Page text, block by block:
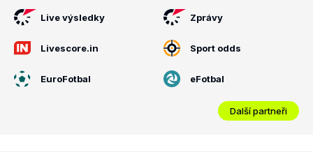
Live výsledky Zprávy
Livescore.in Sport odds
EuroFotbal eFotbal
Další partneři